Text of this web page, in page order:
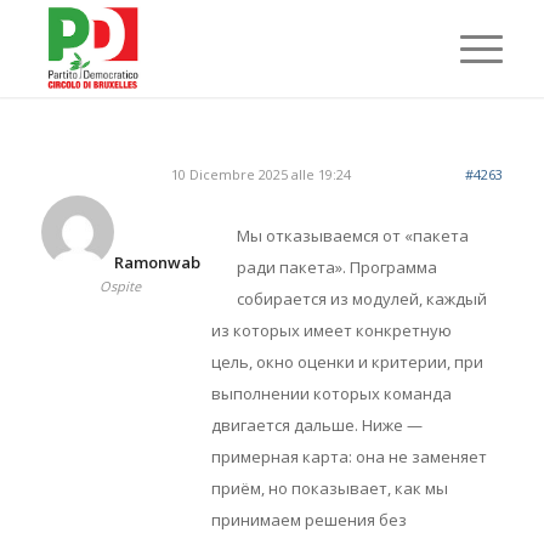
10 Dicembre 2025 alle 19:24 #4263
Ramonwab
Ospite
Мы отказываемся от «пакета
ради пакета». Программа
собирается из модулей, каждый
из которых имеет конкретную
цель, окно оценки и критерии, при
выполнении которых команда
двигается дальше. Ниже —
примерная карта: она не заменяет
приём, но показывает, как мы
принимаем решения без